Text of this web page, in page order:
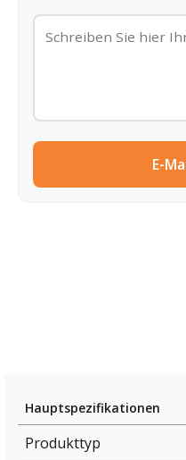
E-
Hauptspezifikationen
Produkttyp